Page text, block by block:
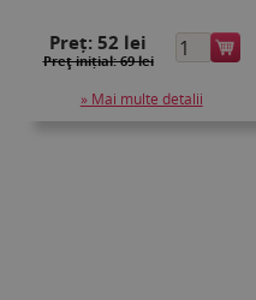
Preț:52 lei
Preţ inițial: 69 lei
» Mai multe detalii